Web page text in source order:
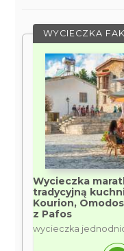
WYCIECZKA
Wycieczka
tradycyjną
Kourion,
z Pafos
wycieczka